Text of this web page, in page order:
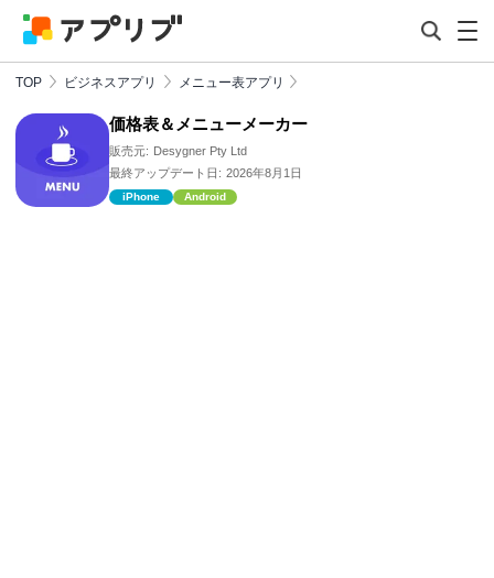
TOP ビジネスアプリ メニュー表アプリ
価格表＆メニューメーカー
販売元: Desygner Pty Ltd
最終アップデート日: 2026年8月1日
iPhone Android